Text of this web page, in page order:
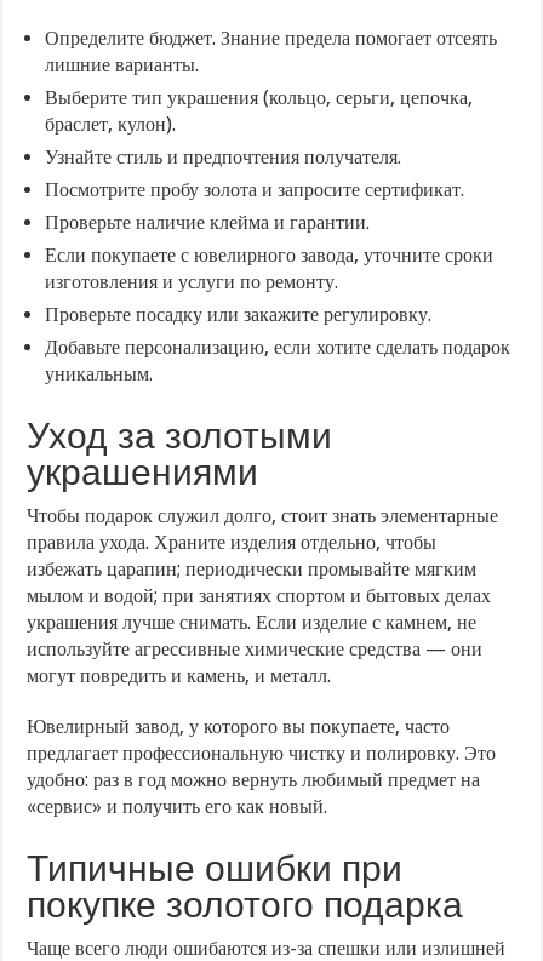
Определите бюджет. Знание предела помогает отсеять
лишние варианты.
Выберите тип украшения (кольцо, серьги, цепочка,
браслет, кулон).
Узнайте стиль и предпочтения получателя.
Посмотрите пробу золота и запросите сертификат.
Проверьте наличие клейма и гарантии.
Если покупаете с ювелирного завода, уточните сроки
изготовления и услуги по ремонту.
Проверьте посадку или закажите регулировку.
Добавьте персонализацию, если хотите сделать подарок
уникальным.
Уход за золотыми
украшениями
Чтобы подарок служил долго, стоит знать элементарные
правила ухода. Храните изделия отдельно, чтобы
избежать царапин; периодически промывайте мягким
мылом и водой; при занятиях спортом и бытовых делах
украшения лучше снимать. Если изделие с камнем, не
используйте агрессивные химические средства — они
могут повредить и камень, и металл.
Ювелирный завод, у которого вы покупаете, часто
предлагает профессиональную чистку и полировку. Это
удобно: раз в год можно вернуть любимый предмет на
«сервис» и получить его как новый.
Типичные ошибки при
покупке золотого подарка
Чаще всего люди ошибаются из-за спешки или излишней